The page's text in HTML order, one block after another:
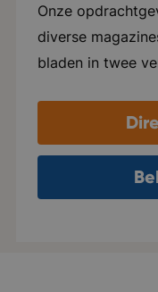
Onze
diverse
bladen in twee
hier alles voor,
distributie. Elk
website en
uitgeven van